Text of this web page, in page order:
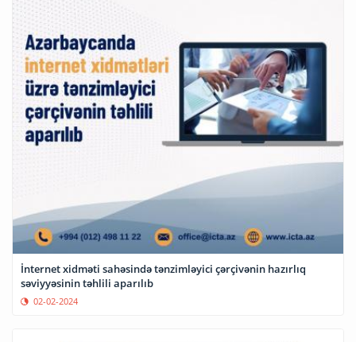
İnternet xidməti sahəsində tənzimləyici çərçivənin hazırlıq
səviyyəsinin təhlili aparılıb
02-02-2024